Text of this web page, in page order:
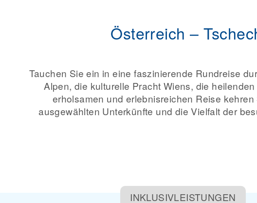
Österreich –
Tauchen Sie ein in eine faszinierende Rundreise
Alpen, die kulturelle Pracht Wiens, die
erholsamen und erlebnisreichen Reise
ausgewählten Unterkünfte und die Vielfalt der
INKLUSIVLEISTUNGEN